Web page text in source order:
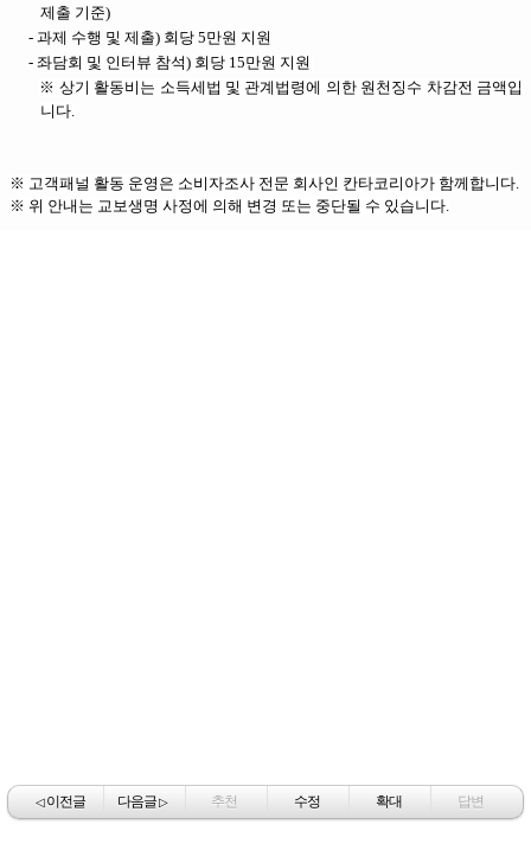
제출 기준)
- 과제 수행 및 제출) 회당 5만원 지원
- 좌담회 및 인터뷰 참석) 회당 15만원 지원
※ 상기 활동비는 소득세법 및 관계법령에 의한 원천징수 차감전 금액입
니다.
※ 고객패널 활동 운영은 소비자조사 전문 회사인 칸타코리아가 함께합니다.
※ 위 안내는 교보생명 사정에 의해 변경 또는 중단될 수 있습니다.
◁이전글 다음글▷ 추천 수정 확대 답변